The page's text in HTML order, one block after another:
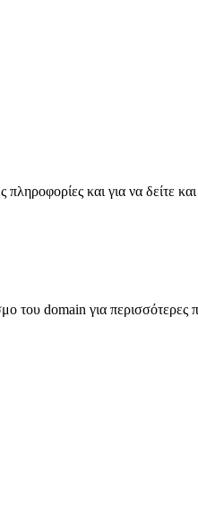
και για να δείτε
του domain για περισσότερες